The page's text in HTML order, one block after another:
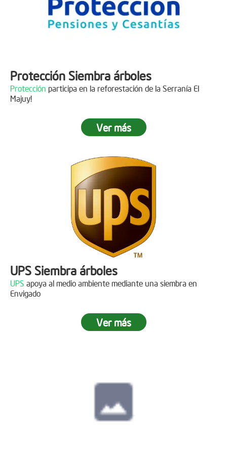
DINISSANpor plantar 400 árboles en el páramo de
Protección Siembra árboles
Protección participa en la reforestación de la Serranía El
Majuy!
Ver más
UPS Siembra árboles
UPS apoya al medio ambiente mediante una siembra en
Envigado
Ver más